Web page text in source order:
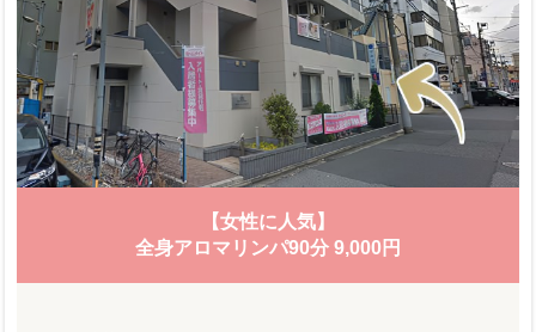
【女性に人気】
全身アロマリンパ90分 9,000円